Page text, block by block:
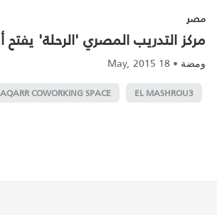
مصر
مركز التدريب المصري 'الرحلة' يفتح
ومضة •
18 May, 2015
EL MASHROU3
COWORKING SPACE